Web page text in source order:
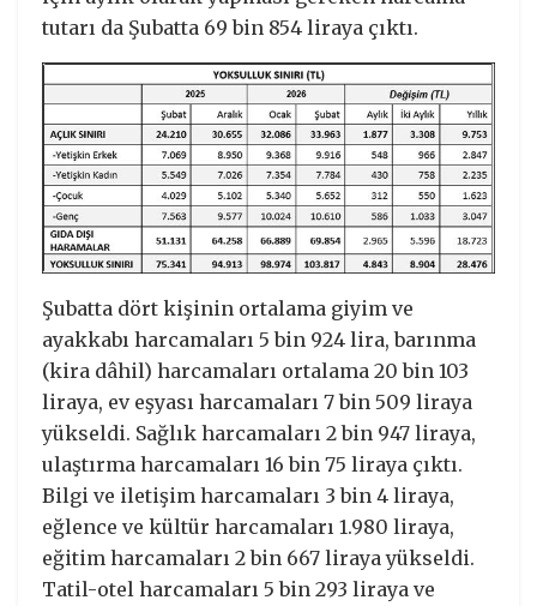
tutarı da Şubatta 69 bin 854 liraya çıktı.
Şubatta dört kişinin ortalama giyim ve
ayakkabı harcamaları 5 bin 924 lira, barınma
(kira dâhil) harcamaları ortalama 20 bin 103
liraya, ev eşyası harcamaları 7 bin 509 liraya
yükseldi. Sağlık harcamaları 2 bin 947 liraya,
ulaştırma harcamaları 16 bin 75 liraya çıktı.
Bilgi ve iletişim harcamaları 3 bin 4 liraya,
eğlence ve kültür harcamaları 1.980 liraya,
eğitim harcamaları 2 bin 667 liraya yükseldi.
Tatil-otel harcamaları 5 bin 293 liraya ve